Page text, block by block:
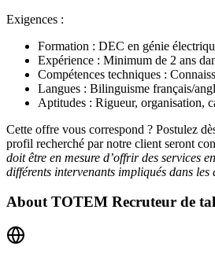
Exigences :
Formation : DEC en génie
Expérience : Minimum de 2 ans
Compétences techniques :
Langues : Bilinguisme français/
Aptitudes : Rigueur, organisation,
Cette offre vous correspond ? Postulez
profil recherché par notre client seront
doit être en mesure d’offrir des services
différents intervenants impliqués dans les
About TOTEM Recruteur de